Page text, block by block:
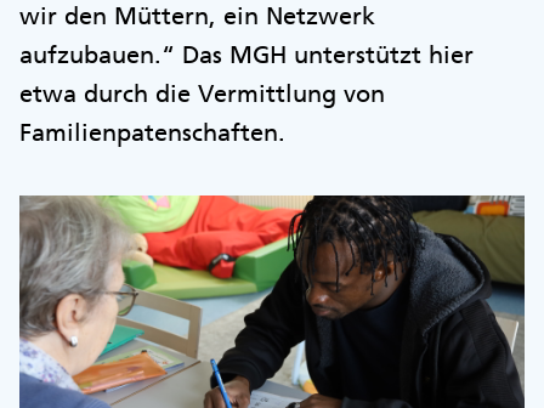
wir den Müttern, ein Netzwerk
aufzubauen.“ Das MGH unterstützt hier
etwa durch die Vermittlung von
Familienpatenschaften.